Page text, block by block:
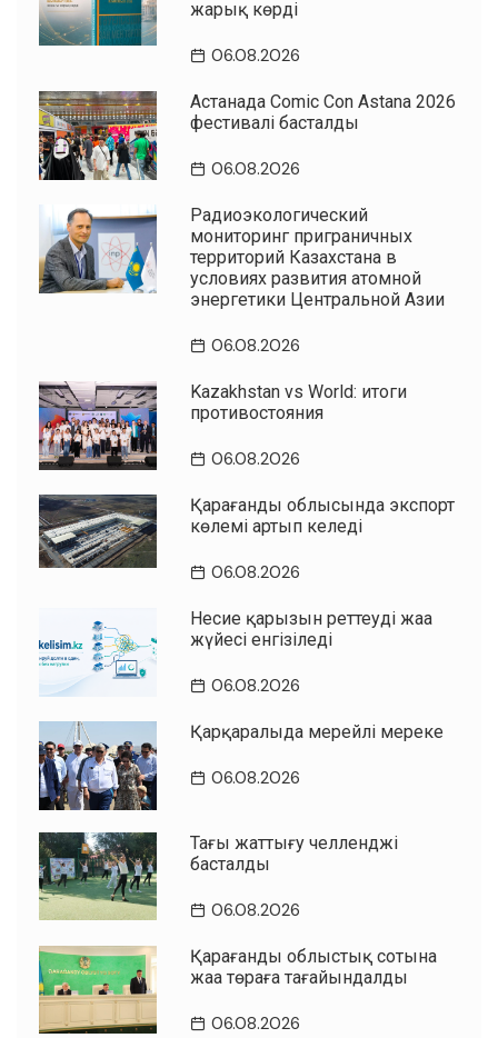
жарық көрді
06.08.2026
Астанада Comic Con Astana 2026
фестивалі басталды
06.08.2026
Радиоэкологический
мониторинг приграничных
территорий Казахстана в
условиях развития атомной
энергетики Центральной Азии
06.08.2026
Kazakhstan vs World: итоги
противостояния
06.08.2026
Қарағанды облысында экспорт
көлемі артып келеді
06.08.2026
Несие қарызын реттеудің жаңа
жүйесі енгізіледі
06.08.2026
Қарқаралыда мерейлі мереке
06.08.2026
Таңғы жаттығу челленджі
басталды
06.08.2026
Қарағанды облыстық сотына
жаңа төраға тағайындалды
06.08.2026